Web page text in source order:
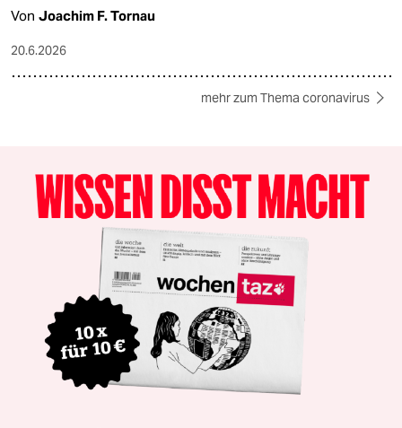
Von Joachim F. Tornau
20.6.2026
mehr zum Thema coronavirus